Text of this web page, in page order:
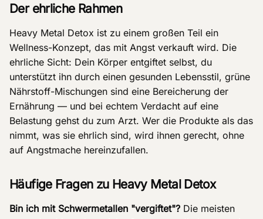
Der ehrliche Rahmen
Heavy Metal Detox ist zu einem großen Teil ein
Wellness-Konzept, das mit Angst verkauft wird. Die
ehrliche Sicht: Dein Körper entgiftet selbst, du
unterstützt ihn durch einen gesunden Lebensstil, grüne
Nährstoff-Mischungen sind eine Bereicherung der
Ernährung — und bei echtem Verdacht auf eine
Belastung gehst du zum Arzt. Wer die Produkte als das
nimmt, was sie ehrlich sind, wird ihnen gerecht, ohne
auf Angstmache hereinzufallen.
Häufige Fragen zu Heavy Metal Detox
Bin ich mit Schwermetallen "vergiftet"? Die meisten